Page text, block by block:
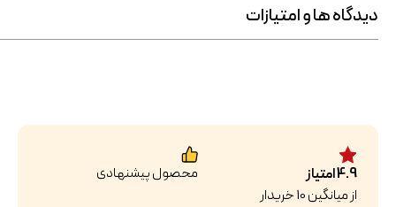
دیدگاه ها و امتیازات
4.9امتیاز
از میانگین10خریدار
محصول پیشنهادی